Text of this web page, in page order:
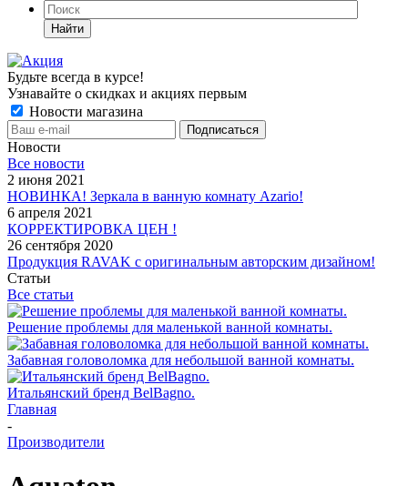
Найти
Будьте всегда в курсе!
Узнавайте о скидках и акциях первым
Новости магазина
Новости
Все новости
2 июня 2021
НОВИНКА! Зеркала в ванную комнату Azario!
6 апреля 2021
КОРРЕКТИРОВКА ЦЕН !
26 сентября 2020
Продукция RAVAK с оригинальным авторским дизайном!
Статьи
Все статьи
Решение проблемы для маленькой ванной комнаты.
Забавная головоломка для небольшой ванной комнаты.
Итальянский бренд BelBagno.
Главная
-
Производители